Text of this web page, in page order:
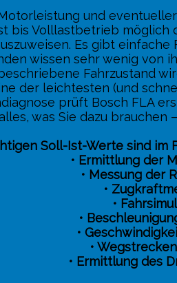
und
bis Volllastbetrieb
Es gibt
wissen sehr wenig von
Fahrzustand
der leichtesten (und
prüft Bosch FLA
was Sie dazu brauchen
Soll-Ist-Werte sind im
• Ermittlung der
• Messung der
•
•
•
•
•
• Ermittlung des